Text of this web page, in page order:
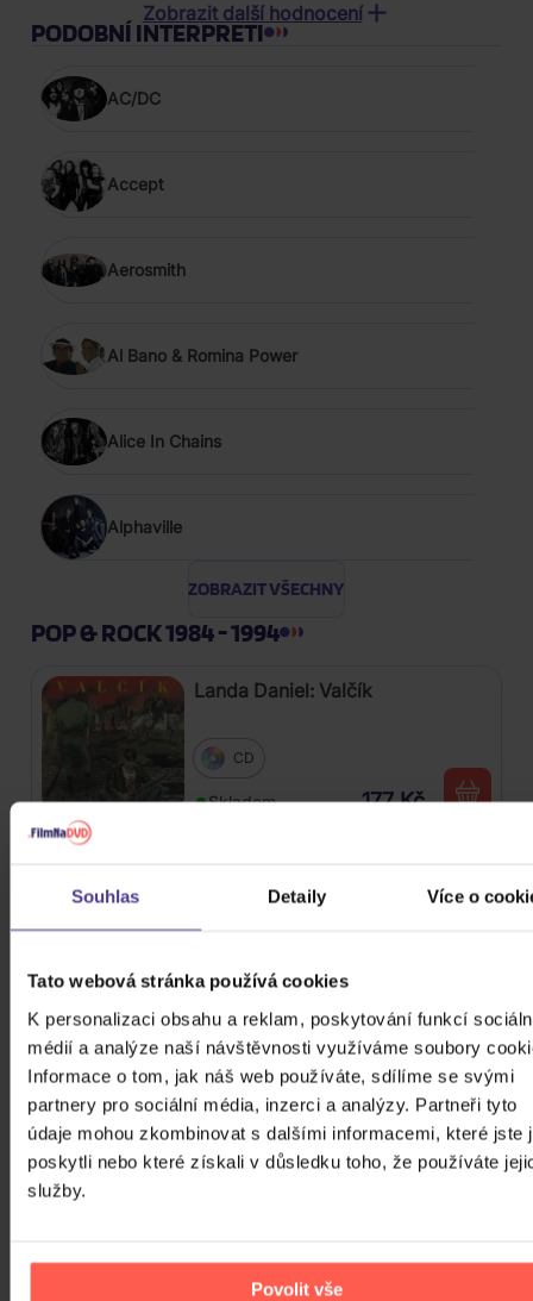
Souhlas Detaily Více o
Tato webová stránka používá cookies
K personalizaci obsahu a reklam, poskytování funkcí
médií a analýze naší návštěvnosti využíváme soubory
Informace o tom, jak náš web používáte, sdílíme se svými
partnery pro sociální média, inzerci a analýzy. Partneři tyto
údaje mohou zkombinovat s dalšími informacemi, které jste
poskytli nebo které získali v důsledku toho, že používáte
služby.
Povolit vše
Zobrazit další hodnocení
05.04.2022 od Radmila B*******
PODOBNÍ INTERPRETI
AC/DC
Accept
Aerosmith
Al Bano & Romina Power
Alice In Chains
Alphaville
ZOBRAZIT VŠECHNY
POP & ROCK 1984 - 1994
Landa Daniel: Valčík
CD
Skladem 177 Kč
Skladem
Led Zeppelin: Remasters
2CD
Skladem 205 Kč